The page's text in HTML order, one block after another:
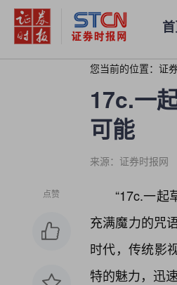
您当前的位置： 证
17c.一
可能
来源：证券时报网
点赞
“17c.一起
充满魔力的咒
时代，传统影
特的魅力，迅